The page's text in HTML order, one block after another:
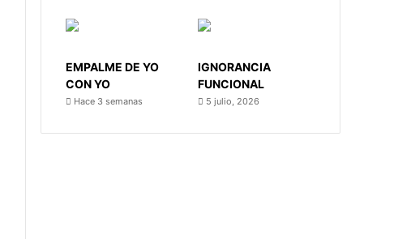
EMPALME DE YO
CON YO
Hace 3 semanas
IGNORANCIA
FUNCIONAL
5 julio, 2026